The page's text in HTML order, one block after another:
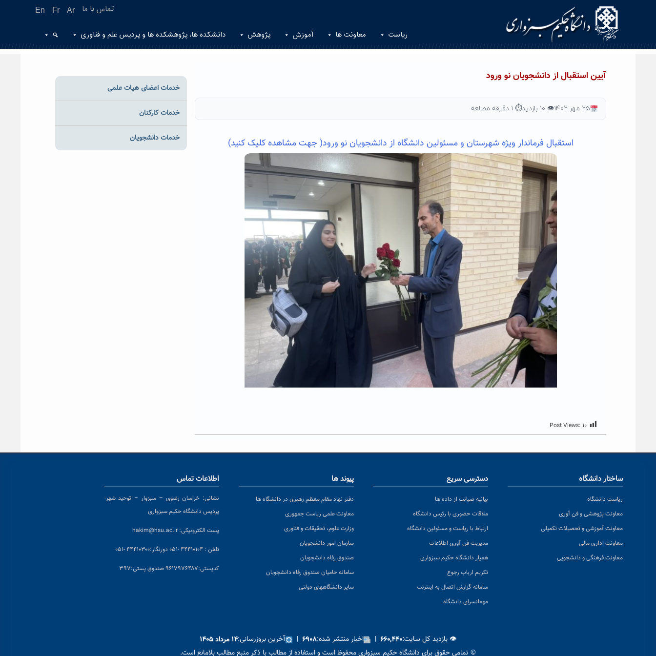
En Fr Ar تماس با ما
ریاست معاونت ها آموزش پژوهش دانشکده ها، پژوهشکده ها و پردیس علم و فناوری
آیین استقبال از دانشجویان نو ورود
۲۵ مهر ۱۴۰۲ 👁 ۱۰ بازدید ⏱ ۱ دقیقه مطالعه
استقبال فرماندار ویژه شهرستان و مسئولین دانشگاه از دانشجویان نو ورود( جهت مشاهده کلیک کنید)
Post Views: ۱۰
خدمات اعضای هیات علمی
خدمات کارکنان
خدمات دانشجویان
ساختار دانشگاه
ریاست دانشگاه
معاونت پژوهشی و فن آوری
معاونت آموزشی و تحصیلات تکمیلی
معاونت اداری مالی
معاونت فرهنگی و دانشجویی
دسترسی سریع
بیانیه صیانت از داده ها
ملاقات حضوری با رئیس دانشگاه
ارتباط با ریاست و مسئولین دانشگاه
مدیریت فن آوری اطلاعات
همیار دانشگاه حکیم سبزواری
تکریم ارباب رجوع
سامانه گزارش اتصال به اینترنت
مهمانسرای دانشگاه
پیوند ها
دفتر نهاد مقام معظم رهبری در دانشگاه ها
معاونت علمی ریاست جمهوری
وزارت علوم، تحقیقات و فناوری
سازمان امور دانشجویان
صندوق رفاه دانشجویان
سامانه حامیان صندوق رفاه دانشجویان
سایر دانشگاههای دولتی
اطلاعات تماس
نشانی: خراسان رضوی – سبزوار – توحید شهر-
پردیس دانشگاه حکیم سبزواری
پست الکترونیکی: hakim@hsu.ac.ir
تلفن : ۴۴۴۱۰۱۰۴ -۰۵۱ دورنگار:۴۴۴۱۰۳۰۰ -۰۵۱
کدپستی:۹۶۱۷۹۷۶۴۸۷ صندوق پستی:۳۹۷
👁 بازدید کل سایت:۶۶۰,۴۴۰ | اخبار منتشر شده:۶۹۰۸ | آخرین بروزرسانی:۱۴ مرداد ۱۴۰۵
© تمامی حقوق برای دانشگاه حکیم سبزواری محفوظ است و استفاده از مطالب با ذکر منبع مطالب بلامانع است.